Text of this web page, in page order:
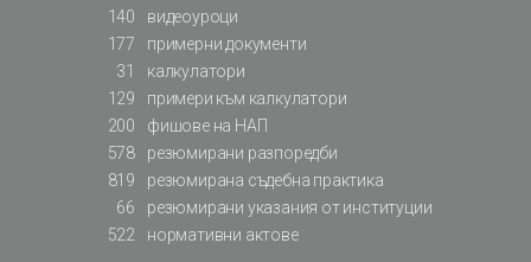
140
видеоуроци
177
примерни документи
31
калкулатори
129
примери към калкулатори
200
фишове на НАП
578
резюмирани разпоредби
819
резюмирана съдебна практика
66
резюмирани указания от институции
522
нормативни актове